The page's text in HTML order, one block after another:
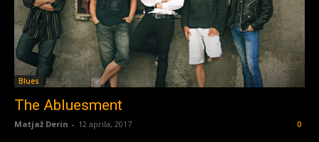
Blues
The Abluesment
Matjaž Derin - 12 aprila, 2017 0